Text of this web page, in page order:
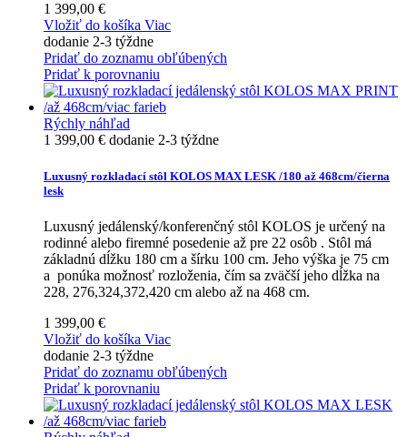
1 399,00 €
Vložiť do košíka Viac
dodanie 2-3 týždne
Pridať do zoznamu obľúbených
Pridať k porovnaniu
Rýchly náhľad
1 399,00 € dodanie 2-3 týždne
Luxusný rozkladací stôl KOLOS MAX LESK /180 až 468cm/čierna
lesk
Luxusný jedálenský/konferenčný stôl KOLOS je určený na
rodinné alebo firemné posedenie až pre 22 osôb . Stôl má
základnú dĺžku 180 cm a šírku 100 cm. Jeho výška je 75 cm
a ponúka možnosť rozloženia, čím sa zväčší jeho dĺžka na
228, 276,324,372,420 cm alebo až na 468 cm.
1 399,00 €
Vložiť do košíka Viac
dodanie 2-3 týždne
Pridať do zoznamu obľúbených
Pridať k porovnaniu